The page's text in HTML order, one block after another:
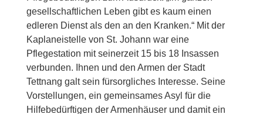
gesellschaftlichen Leben gibt es kaum einen
edleren Dienst als den an den Kranken.“ Mit der
Kaplaneistelle von St. Johann war eine
Pflegestation mit seinerzeit 15 bis 18 Insassen
verbunden. Ihnen und den Armen der Stadt
Tettnang galt sein fürsorgliches Interesse. Seine
Vorstellungen, ein gemeinsames Asyl für die
Hilfebedürftigen der Armenhäuser und damit ein